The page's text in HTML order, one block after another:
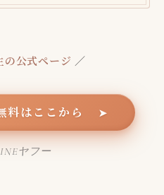
公式ページ ／
料はここから ➤
ヤフー